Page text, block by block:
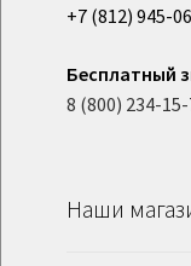
+7 (812) 945-
Бесплатный
8 (800) 234-
Наши